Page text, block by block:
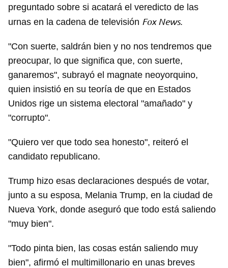
Para poder guardar como favorito, primero has de
iniciar sesión con tu cuenta de 14ymedio.
preguntado sobre si acatará el veredicto de las
urnas en la cadena de televisión Fox News.
"Con suerte, saldrán bien y no nos tendremos que
preocupar, lo que significa que, con suerte,
ganaremos", subrayó el magnate neoyorquino,
quien insistió en su teoría de que en Estados
Unidos rige un sistema electoral "amañado" y
"corrupto".
"Quiero ver que todo sea honesto", reiteró el
candidato republicano.
Trump hizo esas declaraciones después de votar,
junto a su esposa, Melania Trump, en la ciudad de
Nueva York, donde aseguró que todo está saliendo
"muy bien".
"Todo pinta bien, las cosas están saliendo muy
bien", afirmó el multimillonario en unas breves